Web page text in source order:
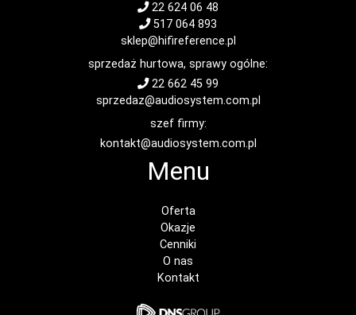
22 624 06 48
517 064 893
sklep@hifireference.pl
sprzedaż hurtowa, sprawy ogólne:
22 662 45 99
sprzedaz@audiosystem.com.pl
szef firmy:
kontakt@audiosystem.com.pl
Menu
Oferta
Okazje
Cenniki
O nas
Kontakt